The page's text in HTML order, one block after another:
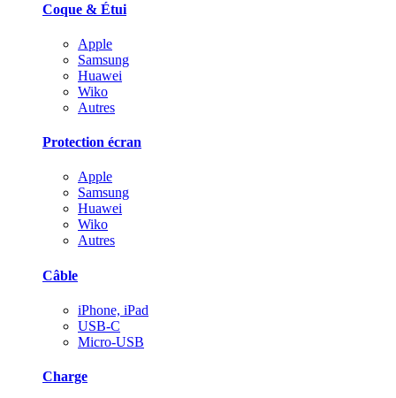
Coque & Étui
Apple
Samsung
Huawei
Wiko
Autres
Protection écran
Apple
Samsung
Huawei
Wiko
Autres
Câble
iPhone, iPad
USB-C
Micro-USB
Charge